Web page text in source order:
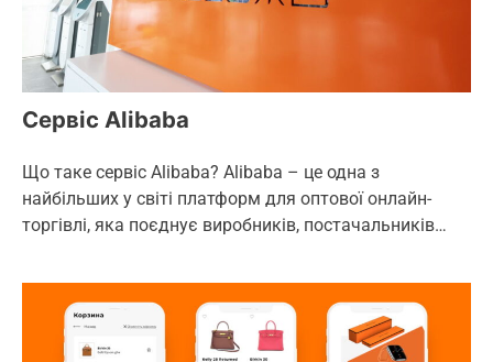
Сервіс Alibaba
Що таке сервіс Alibaba? Alibaba – це одна з
найбільших у світі платформ для оптової онлайн-
торгівлі, яка поєднує виробників, постачальників…